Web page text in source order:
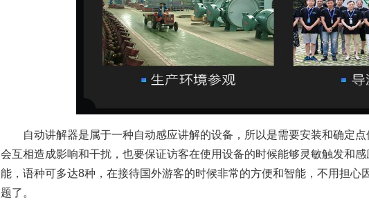
自动讲解器是属于一种自动感应讲解的设备，所以是需要安装和确定
会互相造成影响和干扰，也要保证访客在使用设备的时候能够灵敏触发和感
能，语种可多达8种，在接待国外游客的时候非常的方便和智能，不用担心
题了。